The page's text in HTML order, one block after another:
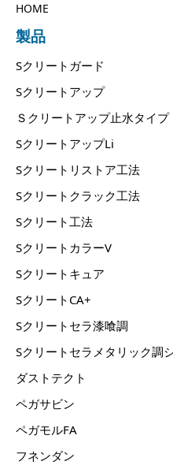
HOME
製品
Sクリートガード
Sクリートアップ
Ｓクリートアップ止水タイプ
SクリートアップLi
Sクリートリストア工法
Sクリートクラック工法
Sクリート工法
SクリートカラーV
Sクリートキュア
SクリートCA+
Sクリートセラ漆喰調
Sクリートセラメタリック調
ダストテクト
ペガサビン
ペガモルFA
フネンダン